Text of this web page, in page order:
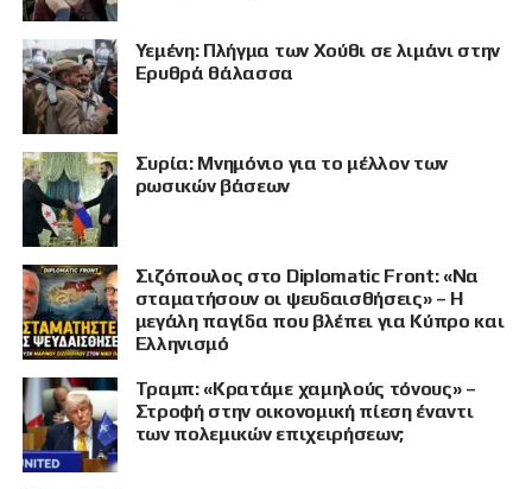
Υεμένη: Πλήγμα των Χούθι σε λιμάνι στην
Ερυθρά θάλασσα
Συρία: Μνημόνιο για το μέλλον των
ρωσικών βάσεων
Σιζόπουλος στο Diplomatic Front: «Να
σταματήσουν οι ψευδαισθήσεις» – Η
μεγάλη παγίδα που βλέπει για Κύπρο και
Ελληνισμό
Τραμπ: «Κρατάμε χαμηλούς τόνους» –
Στροφή στην οικονομική πίεση έναντι
των πολεμικών επιχειρήσεων;